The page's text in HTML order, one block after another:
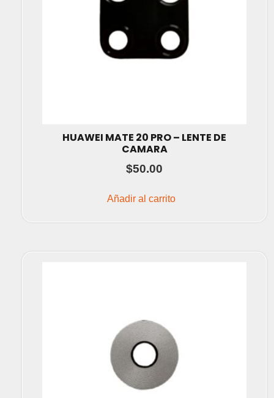
HUAWEI MATE 20 PRO – LENTE DE
CAMARA
$50.00
Añadir al carrito